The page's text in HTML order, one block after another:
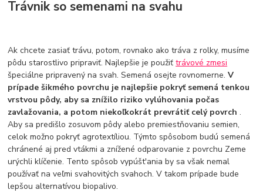
Trávnik so semenami na svahu
Ak chcete zasiať trávu, potom, rovnako ako tráva z rolky, musíme
pôdu starostlivo pripraviť. Najlepšie je použiťtrávové zmesi
špeciálne pripravený na svah. Semená osejte rovnomerne.V
prípade šikmého povrchu je najlepšie pokryť semená tenkou
vrstvou pôdy, aby sa znížilo riziko vylúhovania počas
zavlažovania, a potom niekoľkokrát prevrátiť celý povrch.
Aby sa predišlo zosuvom pôdy alebo premiestňovaniu semien,
celok možno pokryť agrotextíliou. Týmto spôsobom budú semená
chránené aj pred vtákmi a znížené odparovanie z povrchu Zeme
urýchli klíčenie. Tento spôsob vypúšt'ania by sa však nemal
používať na veľmi svahovitých svahoch. V takom prípade bude
lepšou alternatívou biopalivo.